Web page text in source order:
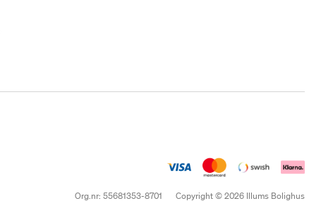
Org.nr: 55681353-8701
Copyright © 2026 Illums Bolighus